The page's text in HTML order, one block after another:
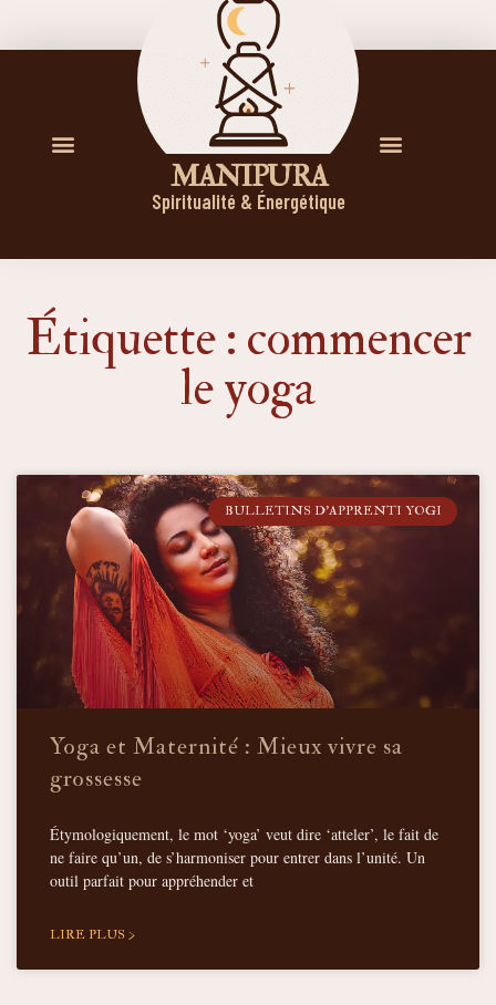
M A N I P U R A
Spiritualité & Énergétique
Étiquette : commencer
le yoga
BULLETINS D'APPRENTI YOGI
Yoga et Maternité : Mieux vivre sa
grossesse
Étymologiquement, le mot ‘yoga’ veut dire ‘atteler’, le fait de
ne faire qu’un, de s’harmoniser pour entrer dans l’unité. Un
outil parfait pour appréhender et
LIRE PLUS >